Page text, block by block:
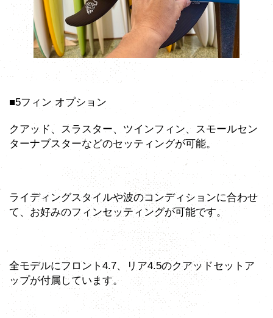
■5フィン オプション
クアッド、スラスター、ツインフィン、スモールセン
ターナブスターなどのセッティングが可能。
ライディングスタイルや波のコンディションに合わせ
て、お好みのフィンセッティングが可能です。
全モデルにフロント4.7、リア4.5のクアッドセットア
ップが付属しています。